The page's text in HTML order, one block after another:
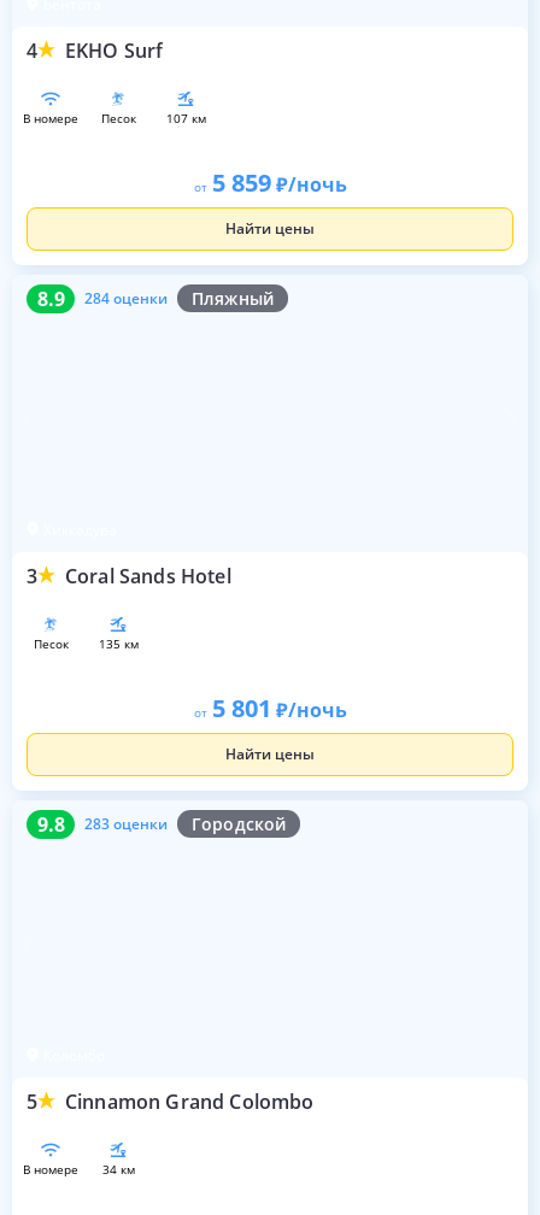
4 EKHO Surf
в номере песок 107 км
от 5 859 /ночь
Найти цены
8.9 284 оценки Пляжный
3 Coral Sands Hotel
8.9 284 оценки
песок 135 км
от 5 801 /ночь
Найти цены
9.8 283 оценки Городской
5 Cinnamon Grand Colombo
9.8 283 оценки
в номере 34 км